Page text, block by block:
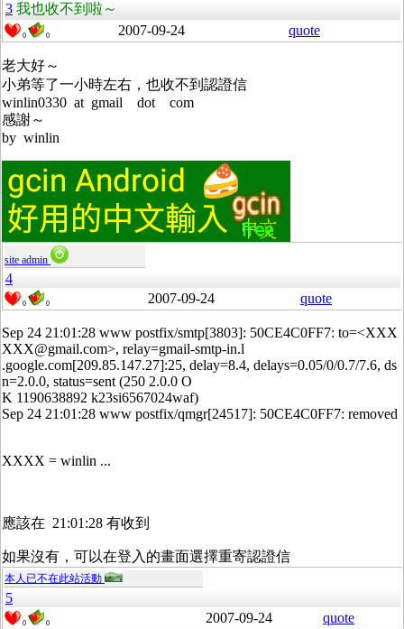
3 我也收不到啦～
0 0 2007-09-24 quote
老大好～
小弟等了一小時左右，也收不到認證信
winlin0330 at gmail dot com
感謝～
by winlin
site admin
4
0 0 2007-09-24 quote
Sep 24 21:01:28 www postfix/smtp[3803]: 50CE4C0FF7: to=<XXX
XXX@gmail.com>, relay=gmail-smtp-in.l
.google.com[209.85.147.27]:25, delay=8.4, delays=0.05/0/0.7/7.6, ds
n=2.0.0, status=sent (250 2.0.0 O
K 1190638892 k23si6567024waf)
Sep 24 21:01:28 www postfix/qmgr[24517]: 50CE4C0FF7: removed
XXXX = winlin ...
應該在 21:01:28 有收到
如果沒有，可以在登入的畫面選擇重寄認證信
本人已不在此站活動
5
0 0 2007-09-24 quote